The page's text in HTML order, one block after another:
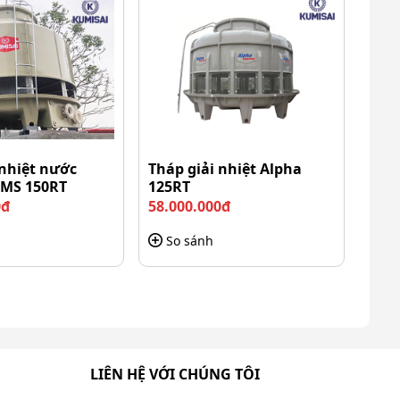
nước
150RT
Tháp giải nhiệt Alpha
125RT
58.000.000đ
So sánh
LIÊN HỆ VỚI CHÚNG TÔI